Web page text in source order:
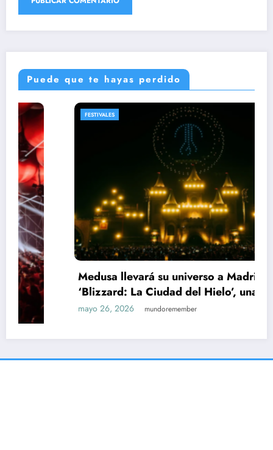
Puede que te hayas perdido
FESTIVALES
Medusa llevará su universo a Madrid con
‘Blizzard: La Ciudad del Hielo’, una edición
indoor para 9.000 personas en IFEMA
mayo 26, 2026 mundoremember